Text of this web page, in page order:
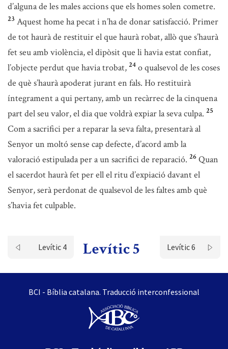
d’alguna de les males accions que els homes solen cometre.
23 Aquest home ha pecat i n’ha de donar satisfacció. Primer
de tot haurà de restituir el que haurà robat, allò que s’haurà
fet seu amb violència, el dipòsit que li havia estat confiat,
l’objecte perdut que havia trobat, 24 o qualsevol de les coses
de què s’haurà apoderat jurant en fals. Ho restituirà
íntegrament a qui pertany, amb un recàrrec de la cinquena
part del seu valor, el dia que voldrà expiar la seva culpa. 25
Com a sacrifici per a reparar la seva falta, presentarà al
Senyor un moltó sense cap defecte, d’acord amb la
valoració estipulada per a un sacrifici de reparació. 26 Quan
el sacerdot haurà fet per ell el ritu d’expiació davant el
Senyor, serà perdonat de qualsevol de les faltes amb què
s’havia fet culpable.
Levític 4 Levític 5 Levític 6
BCI - Bíblia catalana. Traducció interconfessional